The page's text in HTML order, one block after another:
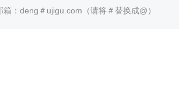
：deng＃ujigu.com（请将＃替换成@）